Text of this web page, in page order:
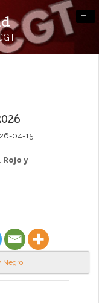
-
04-15
Rojo y
Negro.